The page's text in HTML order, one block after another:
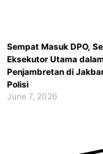
Sempat Masuk DPO,
Eksekutor Utama
Penjambretan di
Polisi
June 7, 2026